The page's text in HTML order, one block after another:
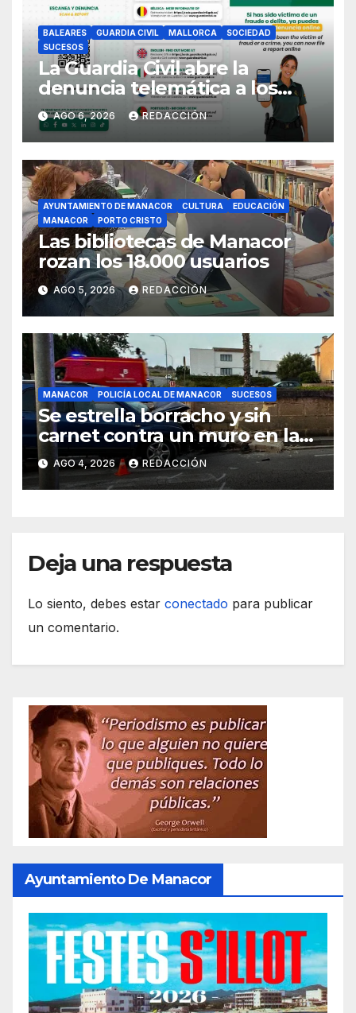
BALEARES GUARDIA CIVIL MALLORCA
SOCIEDAD
SUCESOS
La Guardia Civil abre la
denuncia telemática a los
ciudadanos europeos
AGO 6, 2026 REDACCIÓN
AYUNTAMIENTO DE MANACOR CULTURA
EDUCACIÓN
MANACOR
PORTO CRISTO
Las bibliotecas de Manacor
rozan los 18.000 usuarios
AGO 5, 2026 REDACCIÓN
MANACOR POLICÍA LOCAL DE MANACOR SUCESOS
Se estrella borracho y sin
carnet contra un muro en la
ronda del Port de Manacor y
lo destroza
AGO 4, 2026 REDACCIÓN
Deja una respuesta
Lo siento, debes estar conectado para publicar
un comentario.
Ayuntamiento De Manacor